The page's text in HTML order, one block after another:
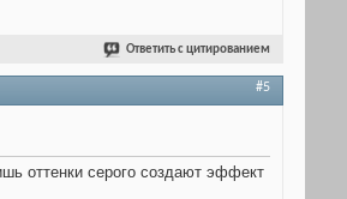
Ответить с цитированием
#5
оттенки серого создают эффект